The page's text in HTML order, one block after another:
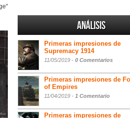
Análisis
Primeras impresiones de
Supremacy 1914
11/05/2019 - 0 Comentarios
Primeras impresiones de
of Empires
11/04/2019 - 1 Comentario
Primeras impresiones de